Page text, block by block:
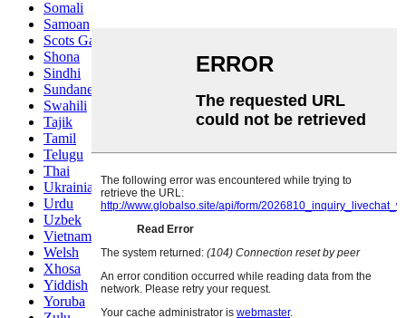
Somali
Samoan
Scots Gaelic
Shona
Sindhi
Sundanese
Swahili
Tajik
Tamil
Telugu
Thai
Ukrainian
Urdu
Uzbek
Vietnamese
Welsh
Xhosa
Yiddish
Yoruba